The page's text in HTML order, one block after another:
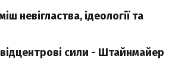
невігластва, ідеології та
сили - Штайнмайер